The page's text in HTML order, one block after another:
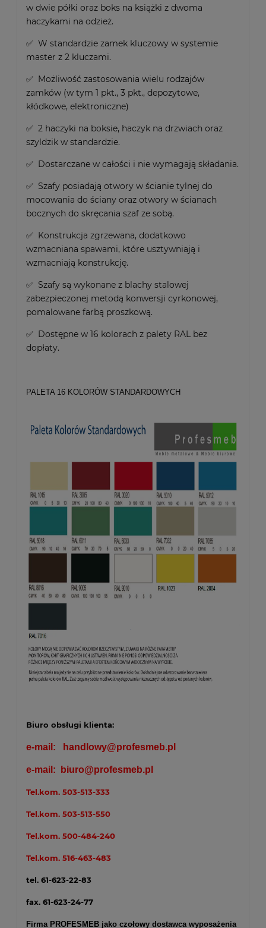
w dwie półki oraz boks na książki z dwoma
haczykami na odzież.
✅ W standardzie zamek kluczowy w systemie
master z 2 kluczami.
✅ Możliwość zastosowania wielu rodzajów
zamków (w tym 1 pkt., 3 pkt., depozytowe,
kłódkowe, elektroniczne)
✅ 2 haczyki na boksie, haczyk na drzwiach oraz
szyldzik w standardzie.
✅ Dostarczane w całości i nie wymagają składania.
✅ Szafy posiadają otwory w ścianie tylnej do
mocowania do ściany oraz otwory w ścianach
bocznych do skręcania szaf ze sobą.
✅ Konstrukcja zgrzewana, dodatkowo
wzmacniana spawami, które usztywniają i
wzmacniają konstrukcję.
✅ Szafy są wykonane z blachy stalowej
zabezpieczonej metodą konwersji cyrkonowej,
pomalowane farbą proszkową.
✅ Dostępne w 16 kolorach z palety RAL bez
dopłaty.
PALETA 16 KOLORÓW STANDARDOWYCH
Biuro obsługi klienta:
e-mail: handlowy@profesmeb.pl
e-mail: biuro@profesmeb.pl
Tel.kom. 503-513-333
Tel.kom. 503-513-550
Tel.kom. 500-484-240
Tel.kom. 516-463-483
tel. 61-623-22-83
fax. 61-623-24-77
Firma PROFESMEB jako czołowy dostawca wyposażenia